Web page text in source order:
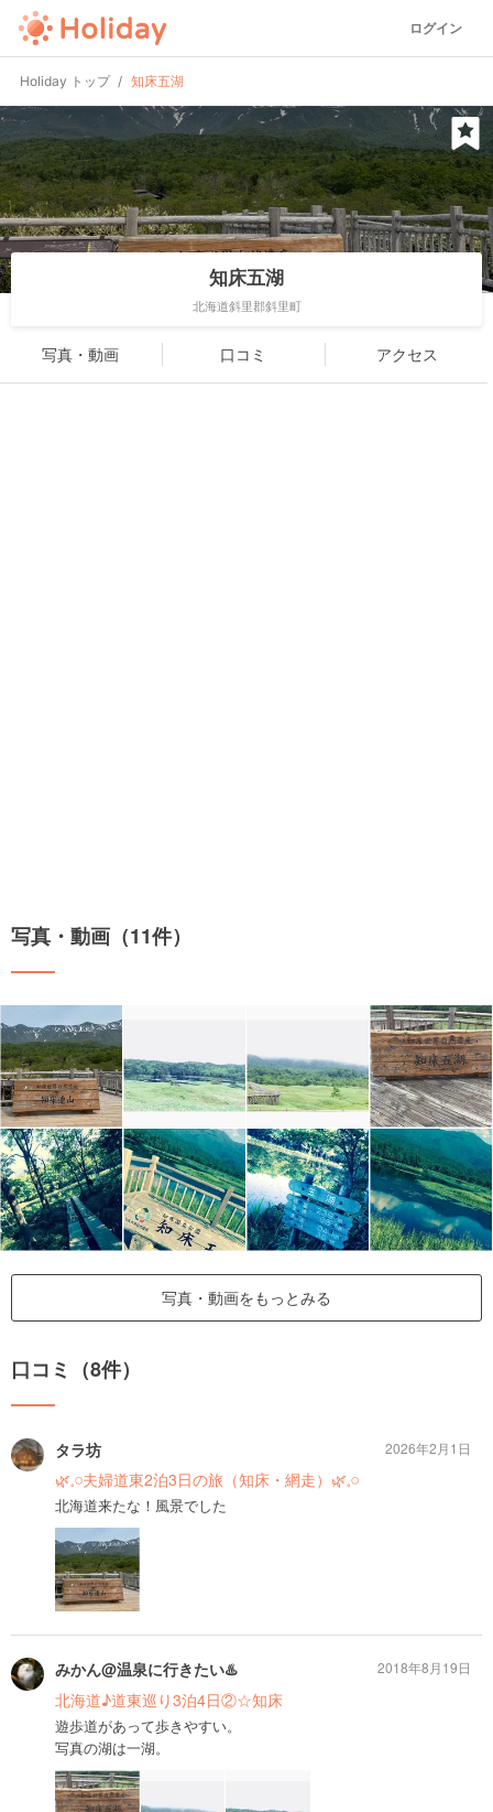
ログイン
Holiday トップ 知床五湖
知床五湖
北海道斜里郡斜里町
写真・動画 口コミ アクセス
写真・動画（11件）
写真・動画をもっとみる
口コミ（8件）
タラ坊
🌿𓈒𓏸夫婦道東2泊3日の旅（知床・網走）🌿𓈒𓏸
北海道来たな！風景でした
2026年2月1日
みかん@温泉に行きたい♨️
北海道♪道東巡り3泊4日②☆知床
遊歩道があって歩きやすい。
写真の湖は一湖。
2018年8月19日